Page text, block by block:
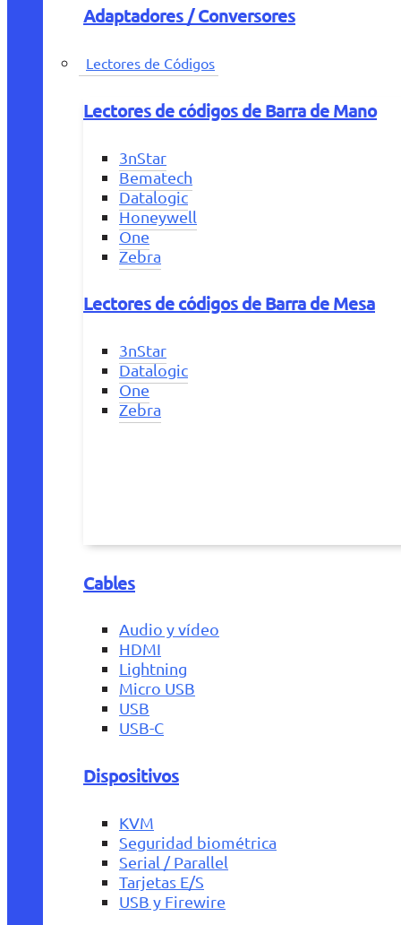
Adaptadores / Conversores
Lectores de Códigos
Lectores de códigos de Barra de Mano
3nStar
Bematech
Datalogic
Honeywell
One
Zebra
Lectores de códigos de Barra de Mesa
3nStar
Datalogic
One
Zebra
Cables
Audio y vídeo
HDMI
Lightning
Micro USB
USB
USB-C
Dispositivos
KVM
Seguridad biométrica
Serial / Parallel
Tarjetas E/S
USB y Firewire